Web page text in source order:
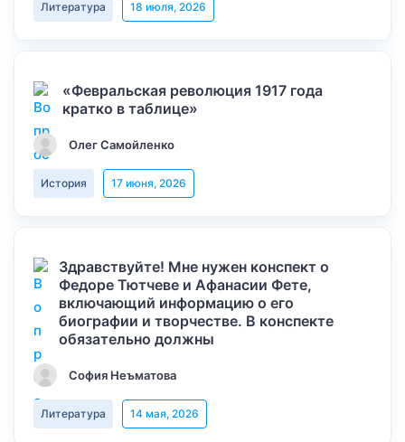
Литература 18 июля, 2026
«Февральская революция 1917 года
кратко в таблице»
Олег Самойленко
История 17 июня, 2026
Здравствуйте! Мне нужен конспект о
Федоре Тютчеве и Афанасии Фете,
включающий информацию о его
биографии и творчестве. В конспекте
обязательно должны
София Неъматова
Литература 14 мая, 2026